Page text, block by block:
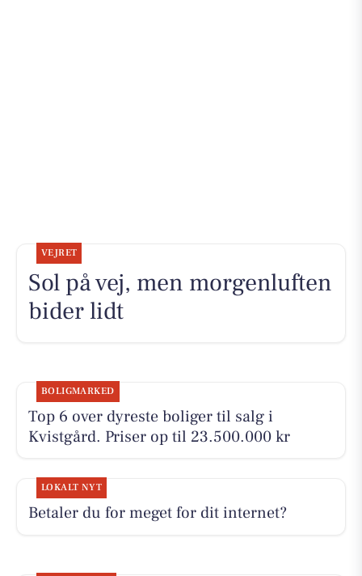
VEJRET
Sol på vej, men morgenluften
bider lidt
BOLIGMARKED
Top 6 over dyreste boliger til salg i
Kvistgård. Priser op til 23.500.000 kr
LOKALT NYT
Betaler du for meget for dit internet?